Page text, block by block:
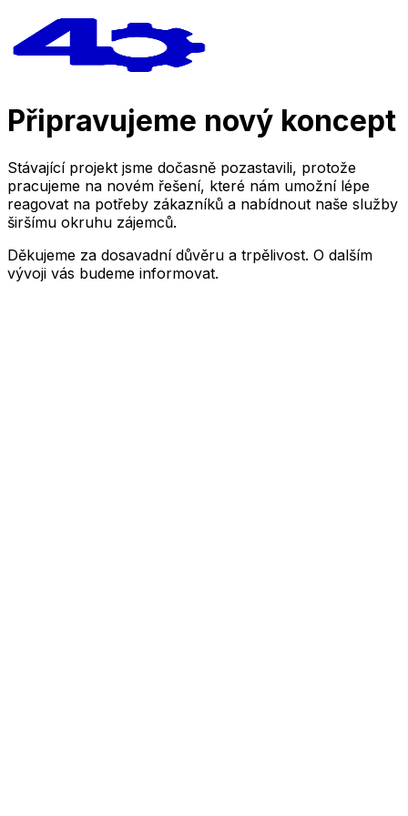
Připravujeme nový koncept
Stávající projekt jsme dočasně pozastavili, protože
pracujeme na novém řešení, které nám umožní lépe
reagovat na potřeby zákazníků a nabídnout naše služby
širšímu okruhu zájemců.
Děkujeme za dosavadní důvěru a trpělivost. O dalším
vývoji vás budeme informovat.